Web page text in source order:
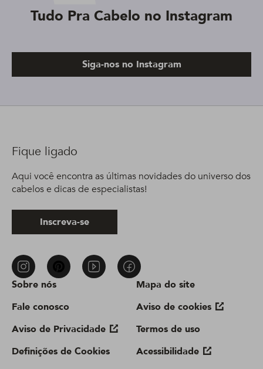
Tudo Pra Cabelo no Instagram
Siga-nos no Instagram
Sobre nós
Fale conosco
Aviso de Privacidade
Definições de Cookies
Mapa do site
Aviso de cookies
Termos de uso
Acessibilidade
Fique ligado
Aqui você encontra as últimas novidades do universo dos
cabelos e dicas de especialistas!
Inscreva-se